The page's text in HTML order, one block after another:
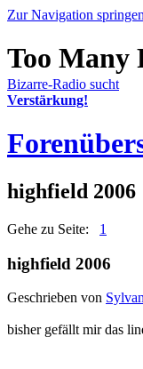
Zur Navigation springen
Bizarre-Radio sucht
Verstärkung!
highfield 2006
Gehe zu Seite: 1
highfield 2006
Geschrieben von
bisher gefällt mir das